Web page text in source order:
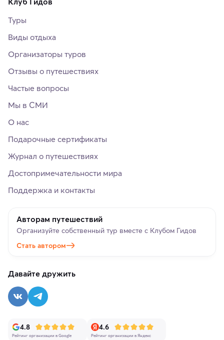
Туры
Виды отдыха
Организаторы туров
Отзывы о путешествиях
Частые вопросы
Мы в СМИ
О нас
Подарочные сертификаты
Журнал о путешествиях
Достопримечательности мира
Поддержка и контакты
Авторам путешествий
Организуйте собственный тур вместе с Клубом Гидов
Стать автором
Давайте дружить
4.8
Рейтинг организации в Google
4.6
Рейтинг организации в Яндекс